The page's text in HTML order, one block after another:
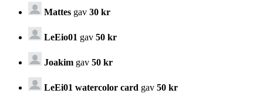
Mattes gav 30 kr
LeEio01 gav 50 kr
Joakim gav 50 kr
LeEi01 watercolor card gav 50 kr